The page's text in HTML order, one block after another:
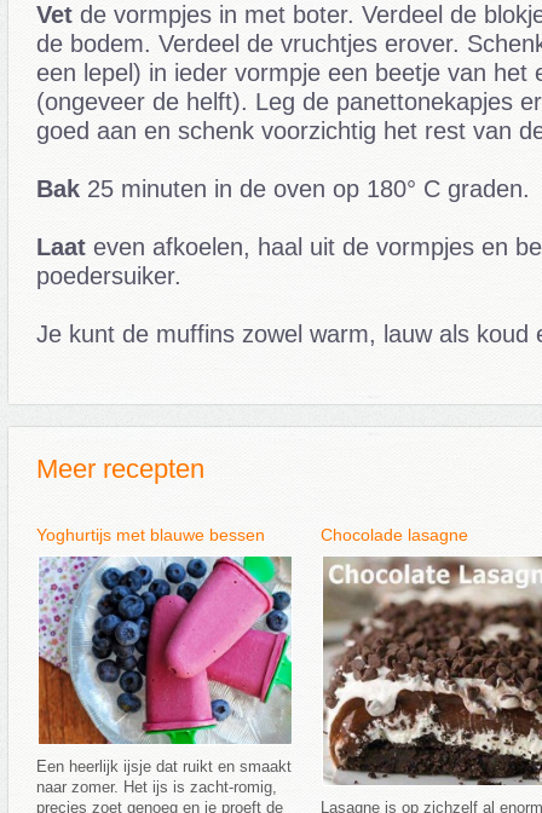
Vet de vormpjes in met boter. Verdeel de
de bodem. Verdeel de vruchtjes erover.
een lepel) in ieder vormpje een beetje van het
(ongeveer de helft). Leg de panettonekapjes
goed aan en schenk voorzichtig het rest van
Bak 25 minuten in de oven op 180° C graden.
Laat even afkoelen, haal uit de vormpjes en
poedersuiker.
Je kunt de muffins zowel warm, lauw als koud
Meer recepten
Yoghurtijs met blauwe bessen
Een heerlijk ijsje dat ruikt en smaakt
naar zomer. Het ijs is zacht-romig,
precies zoet genoeg en je proeft de
Chocolade lasagne
Lasagne is op zichzelf al enorm